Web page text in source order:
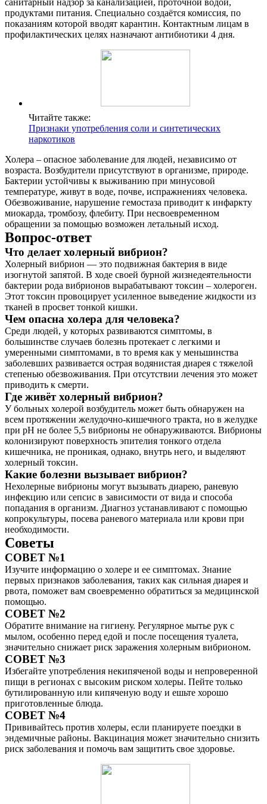
санитарный надзор за канализацией, проточной водой,
продуктами питания. Специально создаётся комиссия, по
показаниям которой вводят карантин. Контактным лицам в
профилактических целях назначают антибиотики 4 дня.
Читайте также:
Признаки употребления соли и синтетических
наркотиков
Холера – опасное заболевание для людей, независимо от
возраста. Возбудители присутствуют в организме, природе.
Бактерии устойчивы к выживанию при минусовой
температуре, живут в воде, почве, испражнениях человека.
Обезвоживание, нарушение гемостаза приводит к инфаркту
миокарда, тромбозу, флебиту. При несвоевременном
обращении за помощью возможен летальный исход.
Вопрос-ответ
Что делает холерный вибрион?
Холерный вибрион — это подвижная бактерия в виде
изогнутой запятой. В ходе своей бурной жизнедеятельности
бактерии рода вибрионов вырабатывают токсин – холероген.
Этот токсин провоцирует усиленное выведение жидкости из
тканей в просвет тонкой кишки.
Чем опасна холера для человека?
Среди людей, у которых развиваются симптомы, в
большинстве случаев болезнь протекает с легкими и
умеренными симптомами, в то время как у меньшинства
заболевших развивается острая водянистая диарея с тяжелой
степенью обезвоживания. При отсутствии лечения это может
приводить к смерти.
Где живёт холерный вибрион?
У больных холерой возбудитель может быть обнаружен на
всем протяжении желудочно-кишечного тракта, но в желудке
при рН не более 5,5 вибрионы не обнаруживаются. Вибрионы
колонизируют поверхность эпителия тонкого отдела
кишечника, не проникая, однако, внутрь него, и выделяют
холерный токсин.
Какие болезни вызывает вибрион?
Нехолерные вибрионы могут вызывать диарею, раневую
инфекцию или сепсис в зависимости от вида и способа
попадания в организм. Диагноз устанавливают с помощью
копрокультуры, посева раневого материала или крови при
необходимости.
Советы
СОВЕТ №1
Изучите информацию о холере и ее симптомах. Знание
первых признаков заболевания, таких как сильная диарея и
рвота, поможет вам своевременно обратиться за медицинской
помощью.
СОВЕТ №2
Обратите внимание на гигиену. Регулярное мытье рук с
мылом, особенно перед едой и после посещения туалета,
значительно снижает риск заражения холерным вибрионом.
СОВЕТ №3
Избегайте употребления некипяченой воды и непроверенной
пищи в регионах с высоким риском холеры. Пейте только
бутилированную или кипяченую воду и ешьте хорошо
приготовленные блюда.
СОВЕТ №4
Прививайтесь против холеры, если планируете поездки в
эндемичные районы. Вакцинация может значительно снизить
риск заболевания и помочь вам защитить свое здоровье.